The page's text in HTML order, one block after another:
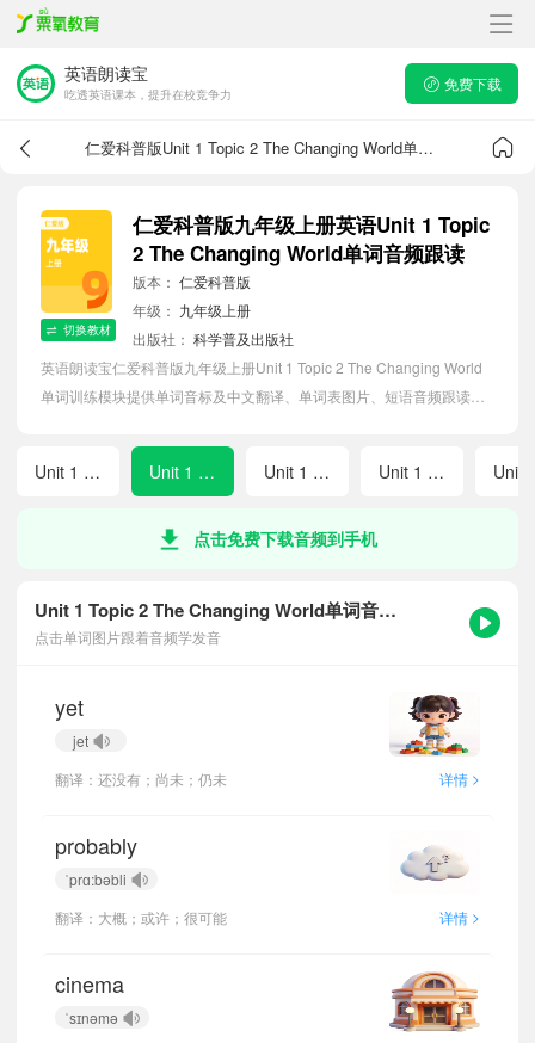
英语朗读宝
吃透英语课本，提升在校竞争力
免费下载
仁爱科普版Unit 1 Topic 2 The Changing World单词音频
切换教材
仁爱科普版九年级上册英语Unit 1 Topic
2 The Changing World单词音频跟读
版本： 仁爱科普版
年级： 九年级上册
出版社： 科学普及出版社
英语朗读宝仁爱科普版九年级上册Unit 1 Topic 2 The Changing World
单词训练模块提供单词音标及中文翻译、单词表图片、短语音频跟读点
掌握单词发音，提高听写记忆能力。
Unit 1 Topic 1 The Changing World Unit 1 Topic 2 The Changing World Unit 1 Topic 3 The Changing World Unit 1 Review
点击免费下载音频到手机
Unit 1 Topic 2 The Changing World单词音频跟读
点击单词图片跟着音频学发音
yet
jet
翻译：还没有；尚未；仍未
详情 >
probably
ˈprɑ:bəbli
翻译：大概；或许；很可能
详情 >
cinema
ˈsɪnəmə